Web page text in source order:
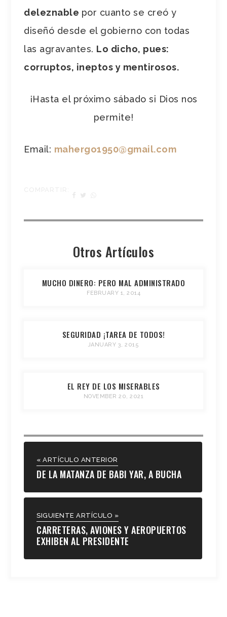
deleznable por cuanto se creó y
diseñó desde el gobierno con todas
las agravantes. Lo dicho, pues:
corruptos, ineptos y mentirosos.
¡Hasta el próximo sábado si Dios nos
permite!
Email: mahergo1950@gmail.com
Otros Artículos
MUCHO DINERO: PERO MAL ADMINISTRADO
FEBRUARY 1, 2014
SEGURIDAD ¡TAREA DE TODOS!
JANUARY 3, 2015
EL REY DE LOS MISERABLES
NOVEMBER 20, 2021
« ARTÍCULO ANTERIOR
DE LA MATANZA DE BABI YAR, A BUCHA
SIGUIENTE ARTÍCULO »
CARRETERAS, AVIONES Y AEROPUERTOS
EXHIBEN AL PRESIDENTE